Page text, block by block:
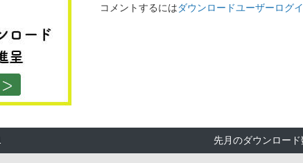
コメントするにはダウンロードユーザーログ
先月のダウンロー